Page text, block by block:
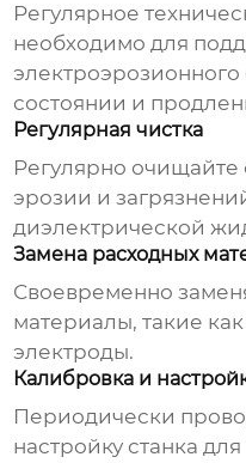
Регулярное
необходимо для
электроэрозионного
состоянии и
Регулярная чистка
Регулярно очищайте
эрозии и
диэлектрической
Замена расходных
Своевременно
материалы, такие
электроды.
Калибровка и
Периодически
настройку станка